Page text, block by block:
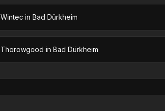
Wintec in Bad Dürkheim
Thorowgood in Bad Dürkheim